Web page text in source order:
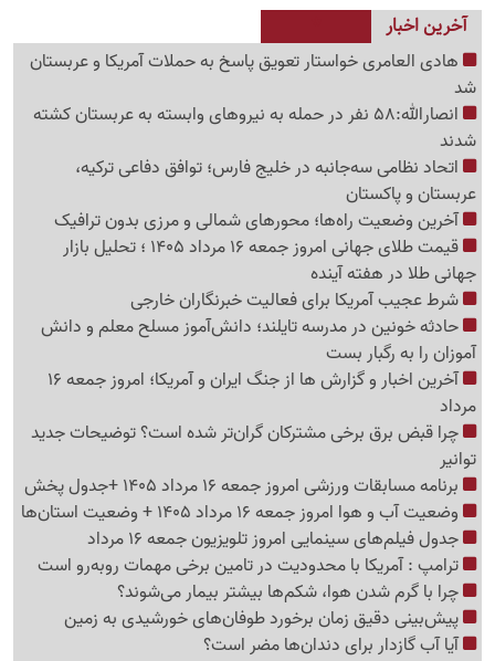
آخرین اخبار
هادی العامری خواستار تعویق پاسخ به حملات آمریکا و عربستان
شد
انصارالله:58 نفر در حمله به نیروهای وابسته به عربستان کشته
شدند
اتحاد نظامی سه‌جانبه در خلیج فارس؛ توافق دفاعی ترکیه،
عربستان و پاکستان
آخرین وضعیت راه‌ها؛ محورهای شمالی و مرزی بدون ترافیک
قیمت طلای جهانی امروز جمعه 16 مرداد 1405 ؛ تحلیل بازار
جهانی طلا در هفته آینده
شرط عجیب آمریکا برای فعالیت خبرنگاران خارجی
حادثه خونین در مدرسه تایلند؛ دانش‌آموز مسلح معلم و دانش
آموزان را به رگبار بست
آخرین اخبار و گزارش ها از جنگ ایران و آمریکا؛ امروز جمعه 16
مرداد
چرا قبض برق برخی مشترکان گران‌تر شده است؟ توضیحات جدید
توانیر
برنامه مسابقات ورزشی امروز جمعه 16 مرداد 1405 +جدول پخش
وضعیت آب و هوا امروز جمعه 16 مرداد 1405 + وضعیت استان‌ها
جدول فیلم‌های سینمایی امروز تلویزیون جمعه 16 مرداد
ترامپ : آمریکا با محدودیت در تامین برخی مهمات روبه‌رو است
چرا با گرم شدن هوا، شکم‌ها بیشتر بیمار می‌شوند؟
پیش‌بینی دقیق زمان برخورد طوفان‌های خورشیدی به زمین
آیا آب گازدار برای دندان‌ها مضر است؟